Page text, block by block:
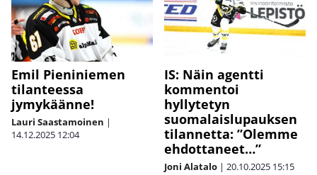
Emil Pieniniemen
tilanteessa
jymykäänne!
Lauri Saastamoinen |
14.12.2025 12:04
IS: Näin agentti
kommentoi
hyllytetyn
suomalaislupauksen
tilannetta: ”Olemme
ehdottaneet…”
Joni Alatalo | 20.10.2025 15:15